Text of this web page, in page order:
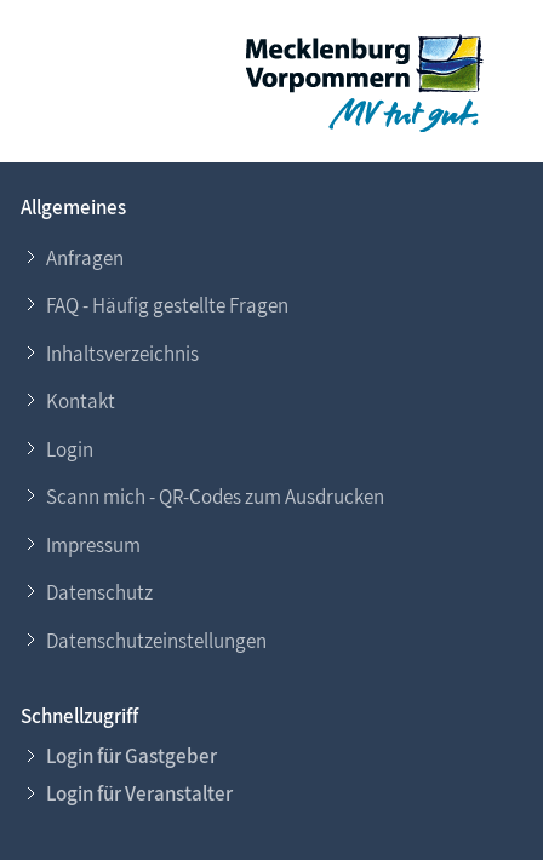
Allgemeines
Anfragen
FAQ - Häufig gestellte Fragen
Inhaltsverzeichnis
Kontakt
Login
Scann mich - QR-Codes zum Ausdrucken
Impressum
Datenschutz
Datenschutzeinstellungen
Schnellzugriff
Login für Gastgeber
Login für Veranstalter